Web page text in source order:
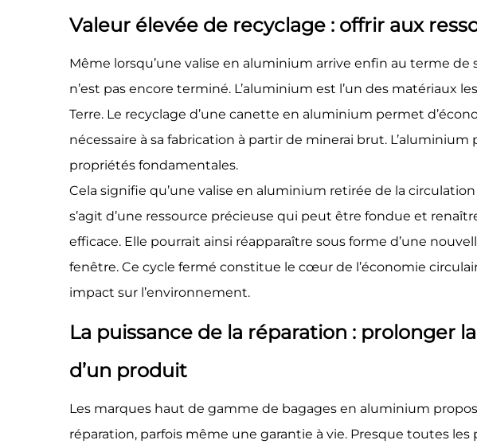
Valeur élevée de recyclage : offrir aux
Même lorsqu’une valise en aluminium arrive enfin au terme de
n’est pas encore terminé. L’aluminium est l’un des matériaux
Terre. Le recyclage d’une canette en aluminium permet
nécessaire à sa fabrication à partir de minerai brut.
propriétés fondamentales.
Cela signifie qu’une valise en aluminium retirée de la
s’agit d’une ressource précieuse qui peut être fondue et
efficace. Elle pourrait ainsi réapparaître sous forme d’une
fenêtre. Ce cycle fermé constitue le cœur de l’économie
impact sur l’environnement.
La puissance de la réparation : prolonger
d’un produit
Les marques haut de gamme de bagages en aluminium
réparation, parfois même une garantie à vie. Presque toutes